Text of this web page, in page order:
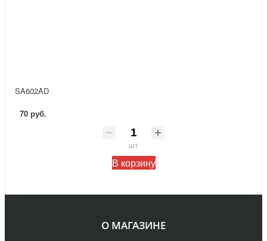
SA602AD
70 руб.
шт
В корзину
О МАГАЗИНЕ